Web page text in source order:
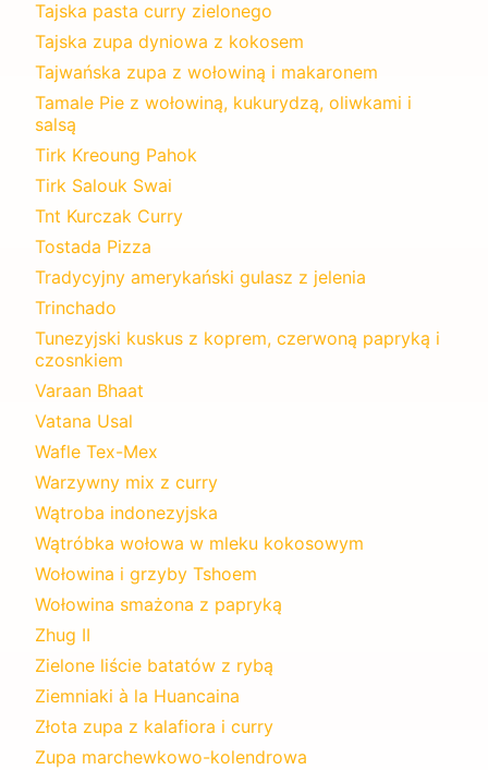
Tajska pasta curry zielonego
Tajska zupa dyniowa z kokosem
Tajwańska zupa z wołowiną i makaronem
Tamale Pie z wołowiną, kukurydzą, oliwkami i
salsą
Tirk Kreoung Pahok
Tirk Salouk Swai
Tnt Kurczak Curry
Tostada Pizza
Tradycyjny amerykański gulasz z jelenia
Trinchado
Tunezyjski kuskus z koprem, czerwoną papryką i
czosnkiem
Varaan Bhaat
Vatana Usal
Wafle Tex-Mex
Warzywny mix z curry
Wątroba indonezyjska
Wątróbka wołowa w mleku kokosowym
Wołowina i grzyby Tshoem
Wołowina smażona z papryką
Zhug II
Zielone liście batatów z rybą
Ziemniaki à la Huancaina
Złota zupa z kalafiora i curry
Zupa marchewkowo-kolendrowa